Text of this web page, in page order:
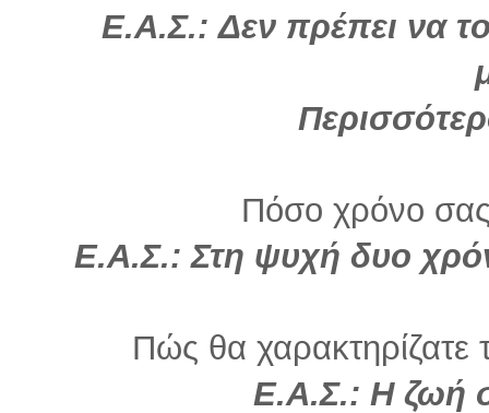
Ε.Α.Σ.: Δεν πρέπει να
Πόσο χρόνο
Ε.Α.Σ.: Στη ψυχή δυο
Πώς θα χαρακτηρίζατε
Ε.Α.Σ.: Η ζωή